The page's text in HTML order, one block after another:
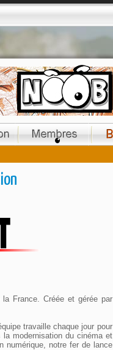
France. Créée et gérée par
travaille chaque jour pour
modernisation du cinéma et
numérique, notre fer de lance